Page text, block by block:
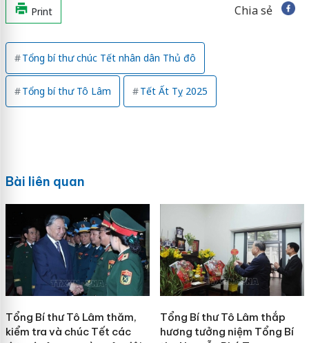
Print Chia sẻ
Tổng bí thư chúc Tết nhân dân Thủ đô
Tổng bí thư Tô Lâm Tết Ất Tỵ 2025
Bài liên quan
Tổng Bí thư Tô Lâm thăm,
kiểm tra và chúc Tết các
Tổng Bí thư Tô Lâm thắp
hương tưởng niệm Tổng Bí